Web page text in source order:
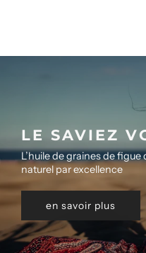
LE SAVIEZ
L’huile de graines de
naturel par excellence
en savoir plus